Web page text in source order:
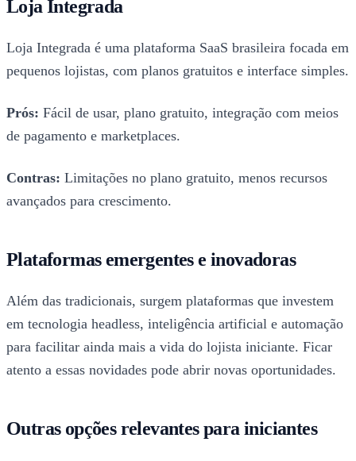
Loja Integrada
Loja Integrada é uma plataforma SaaS brasileira focada em
pequenos lojistas, com planos gratuitos e interface simples.
Prós: Fácil de usar, plano gratuito, integração com meios
de pagamento e marketplaces.
Contras: Limitações no plano gratuito, menos recursos
avançados para crescimento.
Plataformas emergentes e inovadoras
Além das tradicionais, surgem plataformas que investem
em tecnologia headless, inteligência artificial e automação
para facilitar ainda mais a vida do lojista iniciante. Ficar
atento a essas novidades pode abrir novas oportunidades.
Outras opções relevantes para iniciantes